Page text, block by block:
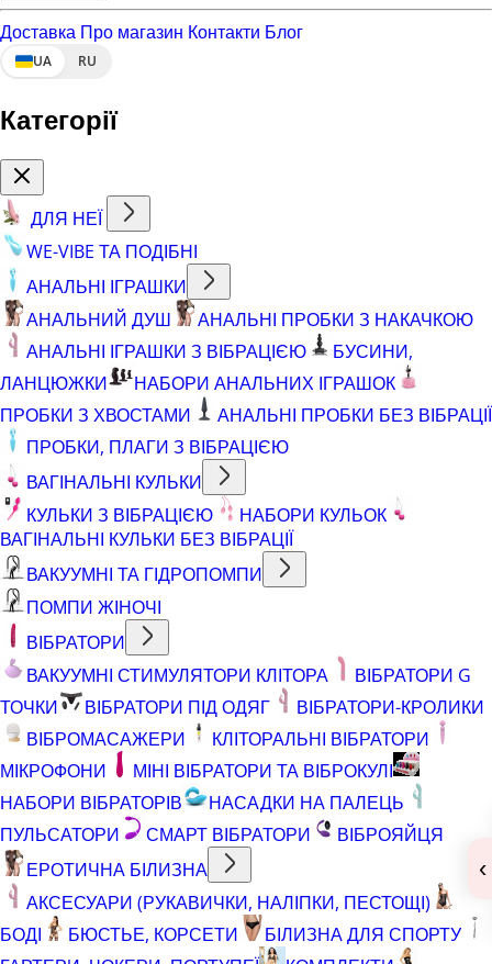
Доставка Про магазин Контакти Блог
UA RU
Категорії
ДЛЯ НЕЇ
WE-VIBE ТА ПОДІБНІ
АНАЛЬНІ ІГРАШКИ
АНАЛЬНИЙ ДУШ
АНАЛЬНІ ПРОБКИ З НАКАЧКОЮ
АНАЛЬНІ ІГРАШКИ З ВІБРАЦІЄЮ
БУСИНИ,
ЛАНЦЮЖКИ
НАБОРИ АНАЛЬНИХ ІГРАШОК
ПРОБКИ З ХВОСТАМИ
АНАЛЬНІ ПРОБКИ БЕЗ ВІБРАЦІЇ
ПРОБКИ, ПЛАГИ З ВІБРАЦІЄЮ
ВАГІНАЛЬНІ КУЛЬКИ
КУЛЬКИ З ВІБРАЦІЄЮ
НАБОРИ КУЛЬОК
ВАГІНАЛЬНІ КУЛЬКИ БЕЗ ВІБРАЦІЇ
ВАКУУМНІ ТА ГІДРОПОМПИ
ПОМПИ ЖІНОЧІ
ВІБРАТОРИ
ВАКУУМНІ СТИМУЛЯТОРИ КЛІТОРА
ВІБРАТОРИ G
ТОЧКИ
ВІБРАТОРИ ПІД ОДЯГ
ВІБРАТОРИ-КРОЛИКИ
ВІБРОМАСАЖЕРИ
КЛІТОРАЛЬНІ ВІБРАТОРИ
МІКРОФОНИ
МІНІ ВІБРАТОРИ ТА ВІБРОКУЛІ
НАБОРИ ВІБРАТОРІВ
НАСАДКИ НА ПАЛЕЦЬ
ПУЛЬСАТОРИ
СМАРТ ВІБРАТОРИ
ВІБРОЯЙЦЯ
ЕРОТИЧНА БІЛИЗНА
АКСЕСУАРИ (РУКАВИЧКИ, НАЛІПКИ, ПЕСТОЩІ)
БОДІ
БЮСТЬЕ, КОРСЕТИ
БІЛИЗНА ДЛЯ СПОРТУ
‹